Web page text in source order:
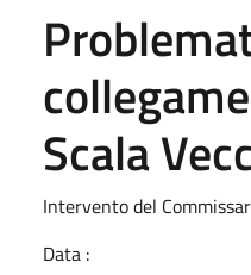
Scala
Intervento del
Data :